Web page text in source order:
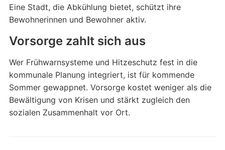
Eine Stadt, die Abkühlung bietet, schützt ihre
Bewohnerinnen und Bewohner aktiv.
Vorsorge zahlt sich aus
Wer Frühwarnsysteme und Hitzeschutz fest in die
kommunale Planung integriert, ist für kommende
Sommer gewappnet. Vorsorge kostet weniger als die
Bewältigung von Krisen und stärkt zugleich den
sozialen Zusammenhalt vor Ort.